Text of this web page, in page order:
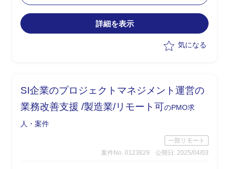
詳細を表示
気になる
SI企業のプロジェクトマネジメント運営の
業務改善支援 /製造業/リモート可のPMO求
人・案件
一部リモート
案件No. 0123829
公開日: 2025/04/03